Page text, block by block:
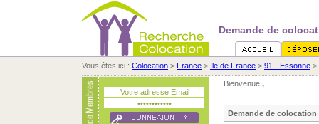
Demande de
Vous êtes ici : Colocation > France > Ile de France > 91 - Essonne >
Bienvenue ,
Demande de colocation